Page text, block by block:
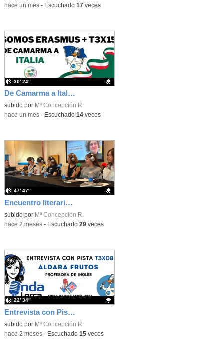
-hace un mes- Escuchado 17 veces
De Camarma a Italia - Somos Erasmus+ T3X15 - Onda Lorca
Contenido educativo.
subido por Mª Concepción R.
30′ 24″
-hace un mes- Escuchado 14veces
Encuentro literario con Paula Carballeira sobre su obra "Las alumnas" - Onda Lorca
Contenido educativo.
subido por Mª Concepción R.
47′ 47″
-hace 2 meses- Escuchado 29veces
Entrevista con Pista T3X08: Aldara Frutos (Profesora de Inglés) - Onda Lorca
Contenido educativo.
subido por Mª Concepción R.
22′ 34″
-hace 2 meses- Escuchado 15veces